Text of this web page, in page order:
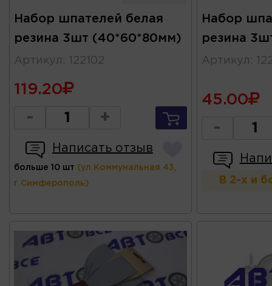
Набор шпателей белая
резина 3шт (40*60*80мм)
Артикул : 122102
119.20
- +
Написать отзыв
больше 10 шт (ул.Коммунальная 43,
г.Симферополь)
Набор
резина
Артикул :
45.00
-
В 2-х и